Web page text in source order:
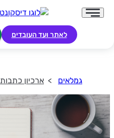
לאתר ועד העובדים
גמלאים ארכיון כתבות